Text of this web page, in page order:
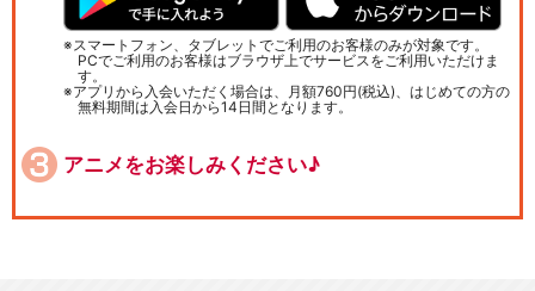
スマートフォン、タブレットでご利用のお客様のみが対象です。
PCでご利用のお客様はブラウザ上でサービスをご利用いただけま
す。
アプリから入会いただく場合は、月額760円(税込)、はじめての方の
無料期間は入会日から14日間となります。
アニメをお楽しみください♪